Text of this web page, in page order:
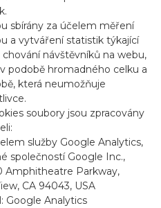
sbírány za účelem měření
a vytváření statistik týkající
návštěvníků na webu,
podobě hromadného celku a
která neumožňuje
soubory jsou zpracovány
služby Google Analytics,
společností Google Inc.,
Amphitheatre Parkway,
CA 94043, USA
Google Analytics